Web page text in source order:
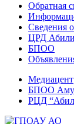
Обратная
Сведения
ЦРД
БПОО
БПОО
РЦД